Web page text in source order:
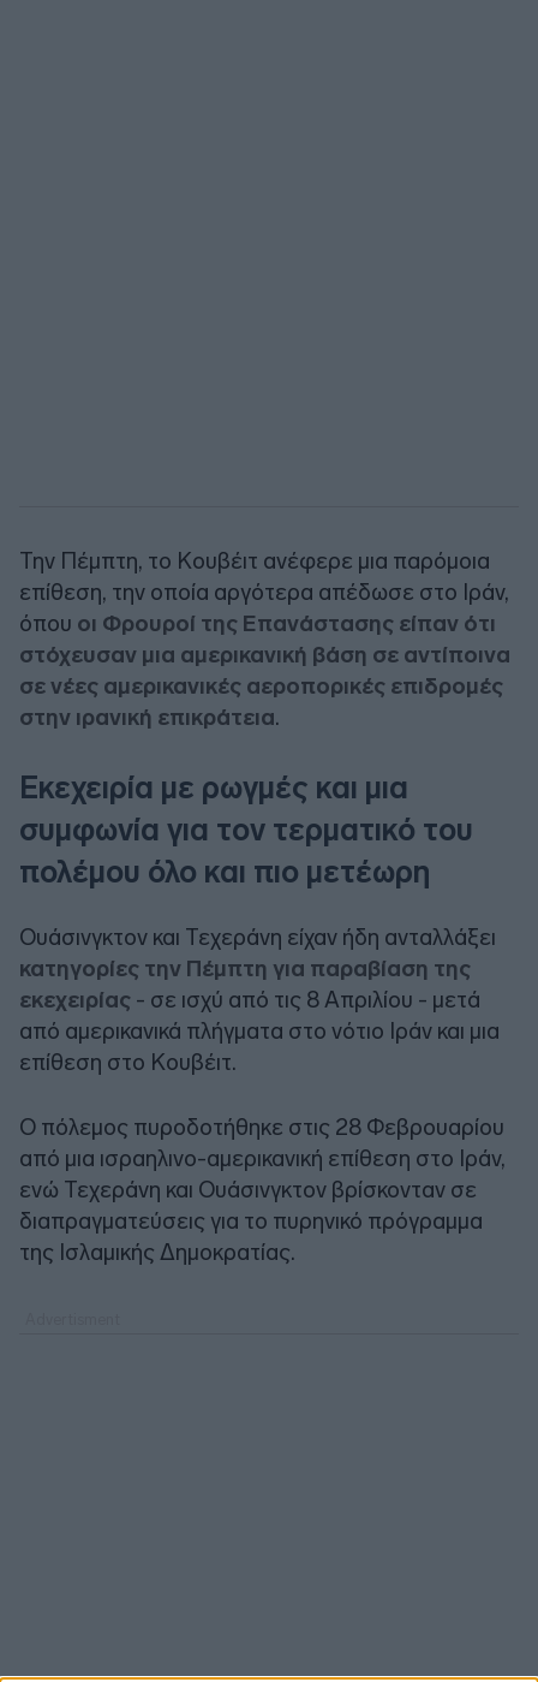
Την Πέμπτη, το Κουβέιτ ανέφερε μια παρόμοια
επίθεση, την οποία αργότερα απέδωσε στο Ιράν,
όπου οι Φρουροί της Επανάστασης είπαν ότι
στόχευσαν μια αμερικανική βάση σε αντίποινα
σε νέες αμερικανικές αεροπορικές επιδρομές
στην ιρανική επικράτεια.
Εκεχειρία με ρωγμές και μια
συμφωνία για τον τερματικό του
πολέμου όλο και πιο μετέωρη
Ουάσινγκτον και Τεχεράνη είχαν ήδη ανταλλάξει
κατηγορίες την Πέμπτη για παραβίαση της
εκεχειρίας - σε ισχύ από τις 8 Απριλίου - μετά
από αμερικανικά πλήγματα στο νότιο Ιράν και μια
επίθεση στο Κουβέιτ.
Ο πόλεμος πυροδοτήθηκε στις 28 Φεβρουαρίου
από μια ισραηλινο-αμερικανική επίθεση στο Ιράν,
ενώ Τεχεράνη και Ουάσινγκτον βρίσκονταν σε
διαπραγματεύσεις για το πυρηνικό πρόγραμμα
της Ισλαμικής Δημοκρατίας.